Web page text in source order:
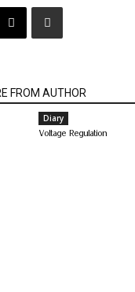
FROM AUTHOR
Diary
Voltage Regulation